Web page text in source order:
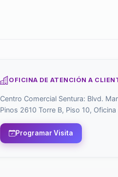
OFICINA DE ATENCIÓN A
Centro Comercial Sentura: Blvd.
Pinos 2610 Torre B, Piso 10,
Programar Visita